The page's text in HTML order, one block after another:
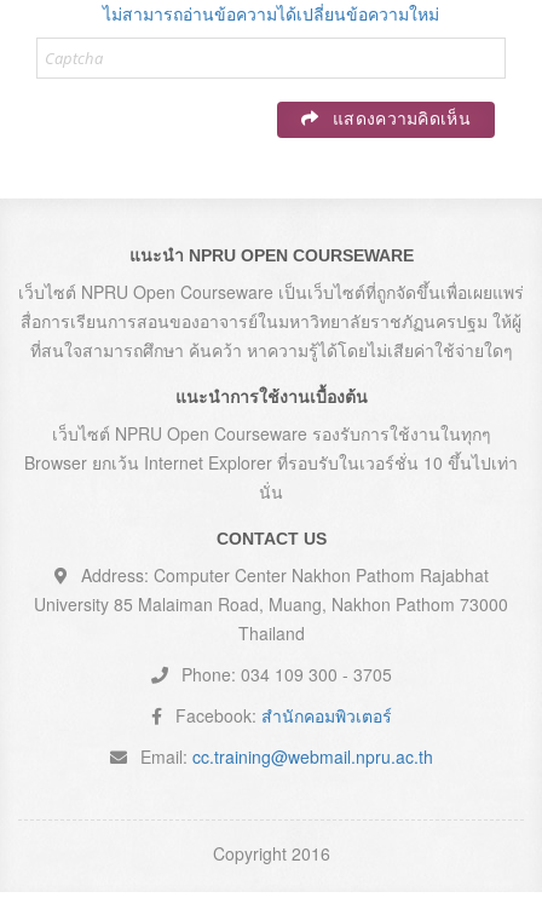
ไม่สามารถอ่านข้อความได้เปลี่ยนข้อความใหม่
แสดงความคิดเห็น
แนะนำ NPRU OPEN COURSEWARE
เว็บไซต์ NPRU Open Courseware เป็นเว็บไซต์ที่ถูกจัดขึ้นเพื่อเผยแพร่
สื่อการเรียนการสอนของอาจารย์ในมหาวิทยาลัยราชภัฏนครปฐม ให้ผู้
ที่สนใจสามารถศึกษา ค้นคว้า หาความรู้ได้โดยไม่เสียค่าใช้จ่ายใดๆ
แนะนำการใช้งานเบื้องต้น
เว็บไซต์ NPRU Open Courseware รองรับการใช้งานในทุกๆ
Browser ยกเว้น Internet Explorer ที่รอบรับในเวอร์ชั่น 10 ขึ้นไปเท่า
นั่น
CONTACT US
Address: Computer Center Nakhon Pathom Rajabhat
University 85 Malaiman Road, Muang, Nakhon Pathom 73000
Thailand
Phone: 034 109 300 - 3705
Facebook: สำนักคอมพิวเตอร์
Email: cc.training@webmail.npru.ac.th
Copyright 2016